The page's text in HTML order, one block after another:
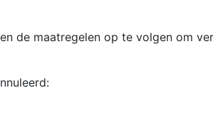
de maatregelen op te volgen om